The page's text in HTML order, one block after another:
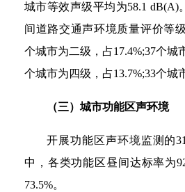
城市等效声级平均为58.1 dB(A)
间道路交通声环境质量评价等
个城市为二级，占17.4%;37个城
个城市为四级，占13.7%;33个城
（三）城市功能区声环境
开展功能区声环境监测的
中，各类功能区昼间达标率为
73.5%。